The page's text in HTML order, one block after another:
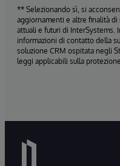
** Selezionando sì, si
aggiornamenti e altre finalità
attuali e futuri di InterSystems.
informazioni di contatto della
soluzione CRM ospitata negli
leggi applicabili sulla